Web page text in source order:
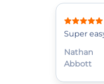
Super
Nathan
Abbott